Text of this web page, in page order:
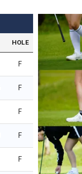
HOLE
F
F
F
F
F